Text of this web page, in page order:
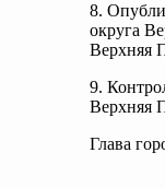
8.
округа
Верхняя
9.
Верхняя
Глава